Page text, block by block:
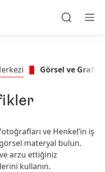
Görsel ve
ve Henkel’in iş
materyal bulun.
arzu ettiğiniz
kullanın.